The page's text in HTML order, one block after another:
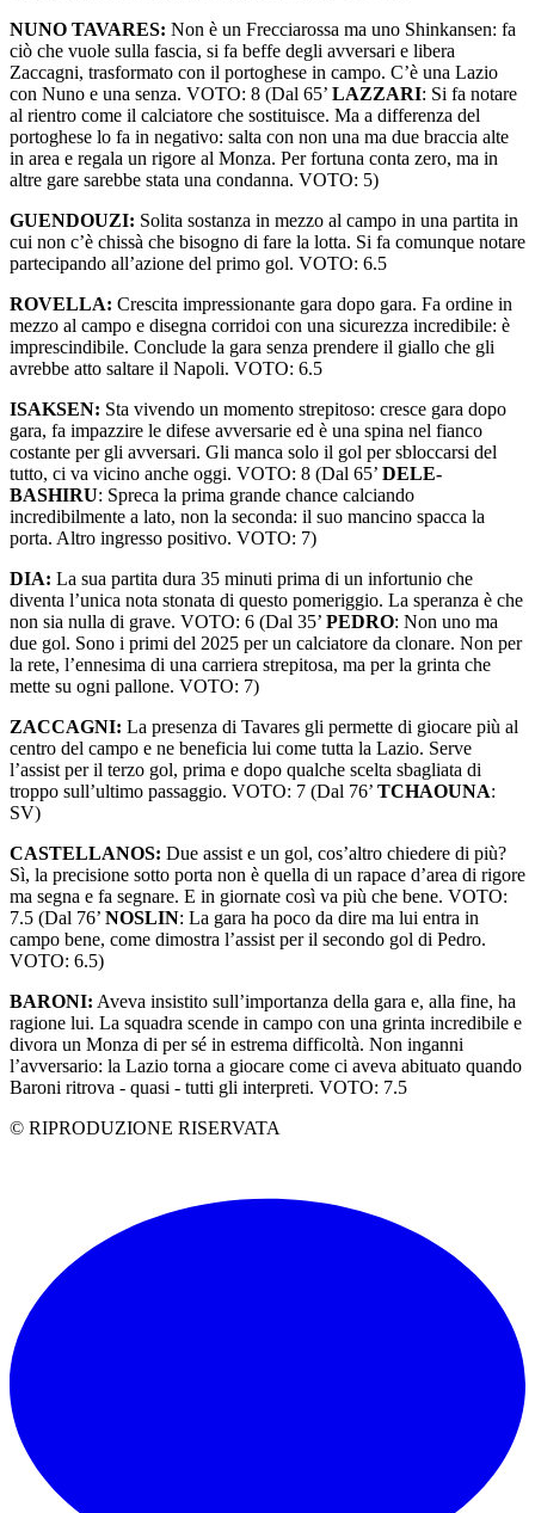
NUNO TAVARES: Non è un Frecciarossa ma uno Shinkansen: fa
ciò che vuole sulla fascia, si fa beffe degli avversari e libera
Zaccagni, trasformato con il portoghese in campo. C’è una Lazio
con Nuno e una senza. VOTO: 8 (Dal 65’ LAZZARI: Si fa notare
al rientro come il calciatore che sostituisce. Ma a differenza del
portoghese lo fa in negativo: salta con non una ma due braccia alte
in area e regala un rigore al Monza. Per fortuna conta zero, ma in
altre gare sarebbe stata una condanna. VOTO: 5)
GUENDOUZI: Solita sostanza in mezzo al campo in una partita in
cui non c’è chissà che bisogno di fare la lotta. Si fa comunque notare
partecipando all’azione del primo gol. VOTO: 6.5
ROVELLA: Crescita impressionante gara dopo gara. Fa ordine in
mezzo al campo e disegna corridoi con una sicurezza incredibile: è
imprescindibile. Conclude la gara senza prendere il giallo che gli
avrebbe atto saltare il Napoli. VOTO: 6.5
ISAKSEN: Sta vivendo un momento strepitoso: cresce gara dopo
gara, fa impazzire le difese avversarie ed è una spina nel fianco
costante per gli avversari. Gli manca solo il gol per sbloccarsi del
tutto, ci va vicino anche oggi. VOTO: 8 (Dal 65’ DELE-
BASHIRU: Spreca la prima grande chance calciando
incredibilmente a lato, non la seconda: il suo mancino spacca la
porta. Altro ingresso positivo. VOTO: 7)
DIA: La sua partita dura 35 minuti prima di un infortunio che
diventa l’unica nota stonata di questo pomeriggio. La speranza è che
non sia nulla di grave. VOTO: 6 (Dal 35’ PEDRO: Non uno ma
due gol. Sono i primi del 2025 per un calciatore da clonare. Non per
la rete, l’ennesima di una carriera strepitosa, ma per la grinta che
mette su ogni pallone. VOTO: 7)
ZACCAGNI: La presenza di Tavares gli permette di giocare più al
centro del campo e ne beneficia lui come tutta la Lazio. Serve
l’assist per il terzo gol, prima e dopo qualche scelta sbagliata di
troppo sull’ultimo passaggio. VOTO: 7 (Dal 76’ TCHAOUNA:
SV)
CASTELLANOS: Due assist e un gol, cos’altro chiedere di più?
Sì, la precisione sotto porta non è quella di un rapace d’area di rigore
ma segna e fa segnare. E in giornate così va più che bene. VOTO:
7.5 (Dal 76’ NOSLIN: La gara ha poco da dire ma lui entra in
campo bene, come dimostra l’assist per il secondo gol di Pedro.
VOTO: 6.5)
BARONI: Aveva insistito sull’importanza della gara e, alla fine, ha
ragione lui. La squadra scende in campo con una grinta incredibile e
divora un Monza di per sé in estrema difficoltà. Non inganni
l’avversario: la Lazio torna a giocare come ci aveva abituato quando
Baroni ritrova - quasi - tutti gli interpreti. VOTO: 7.5
© RIPRODUZIONE RISERVATA